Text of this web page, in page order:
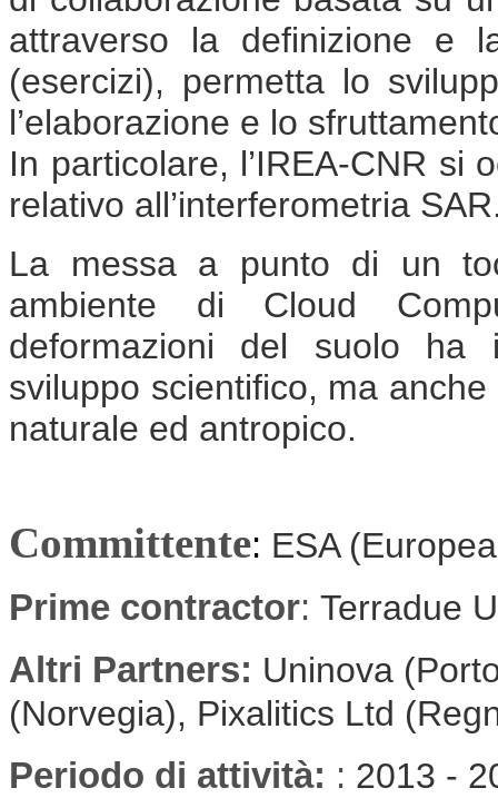
attraverso la definizione e
(esercizi), permetta lo
l’elaborazione e lo
In particolare, l’IREA-CNR si
relativo all’interferometria
La messa a punto di un
ambiente di Cloud
deformazioni del suolo ha
sviluppo scientifico, ma
naturale ed antropico.
Committente: ESA
Prime contractor: Terradue
Altri Partners: Uninova
(Norvegia), Pixalitics Ltd
Periodo di attività: : 2013 -